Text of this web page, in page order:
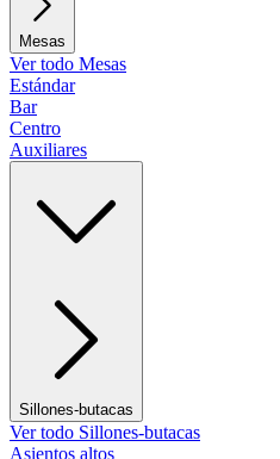
Mesas
Ver todo Mesas
Estándar
Bar
Centro
Auxiliares
Sillones-butacas
Ver todo Sillones-butacas
Asientos altos